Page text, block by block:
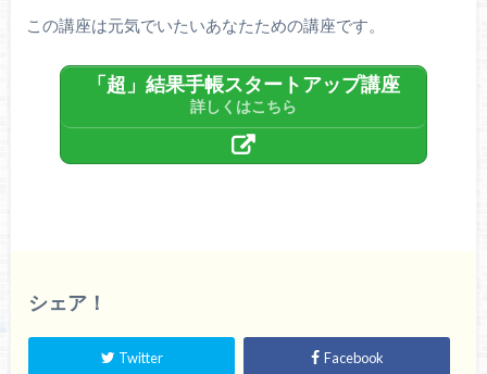
この講座は元気でいたいあなたための講座です。
「超」結果手帳スタートアップ講座
詳しくはこちら
シェア！
Twitter Facebook